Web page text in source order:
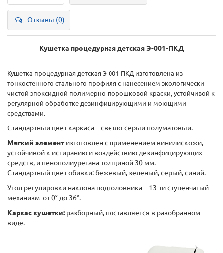
Отзывы (0)
Кушетка процедурная детская Э-001-ПКД
Кушетка процедурная детская Э-001-ПКД изготовлена из
тонкостенного стального профиля с нанесением экологически
чистой эпоксидной полимерно-порошковой краски, устойчивой к
регулярной обработке дезинфицирующими и моющими
средствами.
Стандартный цвет каркаса – светло-серый полуматовый.
Мягкий элемент изготовлен с применением винилискожи,
устойчивой к истиранию и воздействию дезинфицирующих
средств, и пенополиуретана толщиной 30 мм.
Стандартный цвет обивки: бежевый, зеленый, серый, синий.
Угол регулировки наклона подголовника – 13-ти ступенчатый
механизм от 0° до 36°.
Каркас кушетки: разборный, поставляется в разобранном
виде.